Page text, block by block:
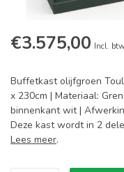
€3.575,00 Incl. btw
Buffetkast olijfgroen
x 230cm | Materiaal:
binnenkant wit |
Deze kast wordt in 2
Lees meer.